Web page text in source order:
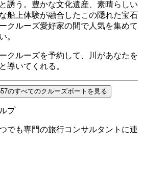
誘う。豊かな文化遺産、素晴らしい
船上体験が融合したこの隠れた宝石
クルーズ愛好家の間で人気を集めて
。
クルーズを予約して、川があなたを
導いてくれる。
のすべてのクルーズボートを見る
プ
でも専門の旅行コンサルタントに連